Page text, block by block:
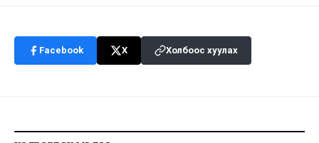
Facebook X Холбоос хуулах